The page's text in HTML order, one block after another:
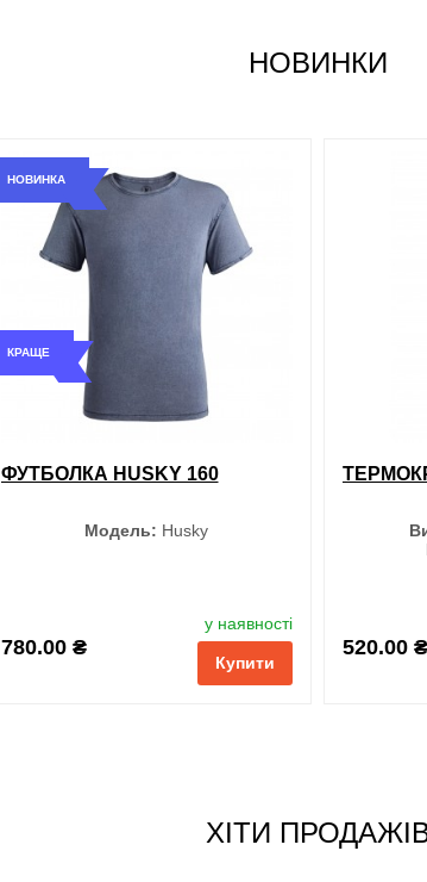
Темно-синій
Чорний
Бордовий
Жовтий
Червоний
Бірюзовий
Білий
НОВИНКИ
НОВИНКА
КРАЩЕ
ФУТБОЛКА HUSKY 160
Модель: Husky
780.00 ₴
у наявності
Купити
Чорний
520.00 ₴
ХІТИ